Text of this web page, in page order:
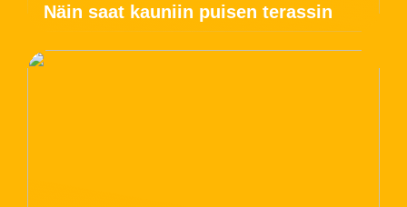
Näin saat kauniin puisen terassin